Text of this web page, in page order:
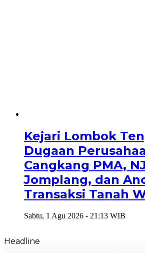
Kejari Lombok
Dugaan
Cangkang PMA,
Jomplang, dan
Transaksi Tanah
Sabtu, 1 Agu 2026 - 21:13 WIB
Headline